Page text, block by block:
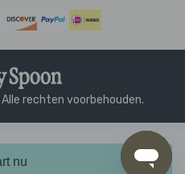
nu
rechten voorbehouden.